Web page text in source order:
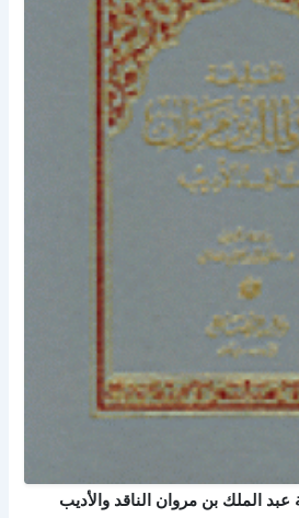
الملك بن مروان الناقد والأديب